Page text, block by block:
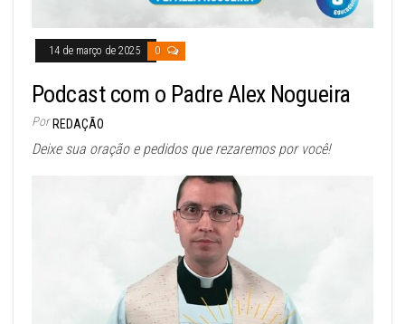
14 de março de 2025 0
Podcast com o Padre Alex Nogueira
Por REDAÇÃO
Deixe sua oração e pedidos que rezaremos por você!